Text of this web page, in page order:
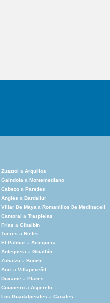
Zuaztoi a Arquillos
Gaindola a Montemediano
Cabezo a Paredes
Anglès a Bardallur
Villar De Maya a Romanillos De Medinaceli
Cantoral a Traspielas
Frías a Gibalbín
Tueres a Nieles
El Palmar a Antequera
Antequera a Gibalbín
Zuhatzu a Bonete
Aoiz a Villapeceñil
Duxame a Planes
Coucieiro a Asperelo
Los Guadalperales a Canales